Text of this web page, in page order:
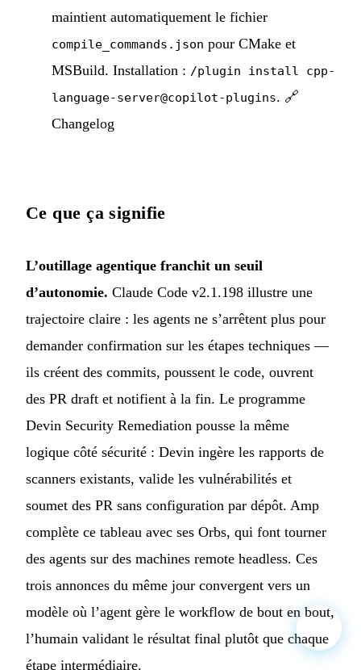
maintient automatiquement le fichier
compile_commands.json pour CMake et
MSBuild. Installation : /plugin install cpp-
language-server@copilot-plugins. 🔗
Changelog
Ce que ça signifie
L’outillage agentique franchit un seuil
d’autonomie. Claude Code v2.1.198 illustre une
trajectoire claire : les agents ne s’arrêtent plus pour
demander confirmation sur les étapes techniques —
ils créent des commits, poussent le code, ouvrent
des PR draft et notifient à la fin. Le programme
Devin Security Remediation pousse la même
logique côté sécurité : Devin ingère les rapports de
scanners existants, valide les vulnérabilités et
soumet des PR sans configuration par dépôt. Amp
complète ce tableau avec ses Orbs, qui font tourner
des agents sur des machines remote headless. Ces
trois annonces du même jour convergent vers un
modèle où l’agent gère le workflow de bout en bout,
l’humain validant le résultat final plutôt que chaque
étape intermédiaire.